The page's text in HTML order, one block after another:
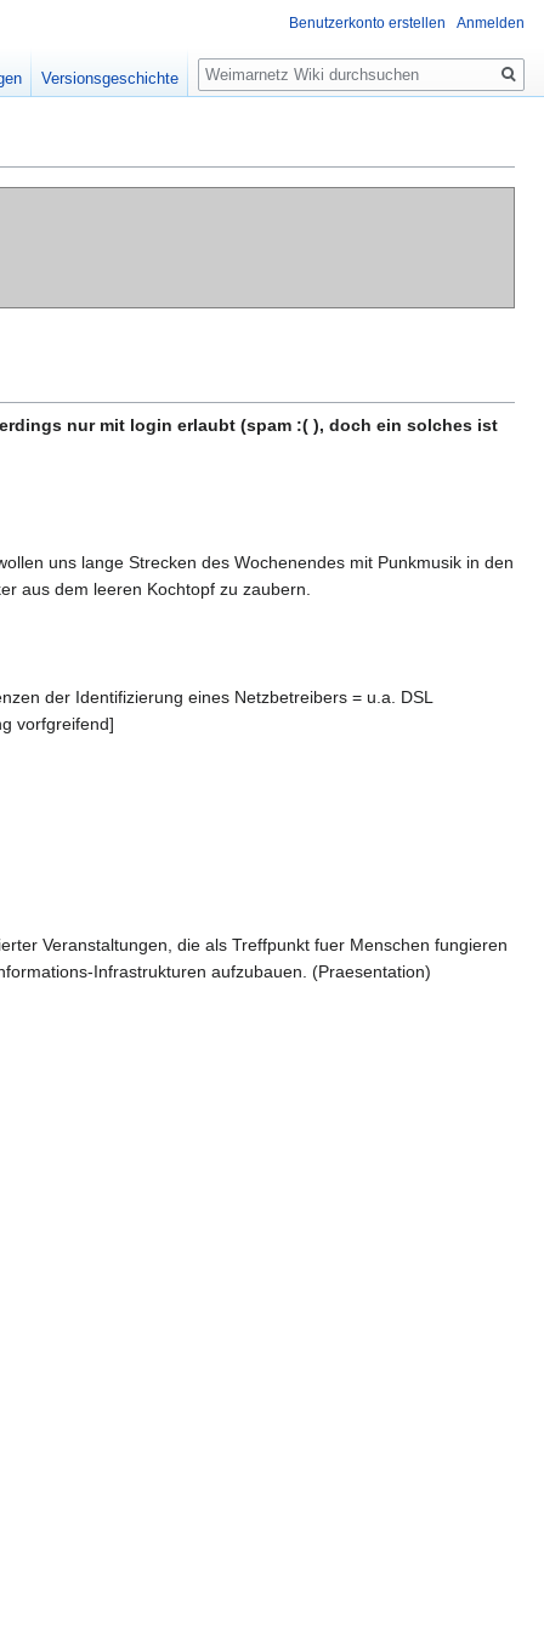
nur mit login erlaubt (spam :( ), doch ein solches ist
uns lange Strecken des Wochenendes mit Punkmusik in den
aus dem leeren Kochtopf zu zaubern.
der Identifizierung eines Netzbetreibers = u.a. DSL
vorfgreifend]
Veranstaltungen, die als Treffpunkt fuer Menschen fungieren
Infrastrukturen aufzubauen. (Praesentation)
Benutzerkonto erstellen Anmelden
Versionsgeschichte
Suche